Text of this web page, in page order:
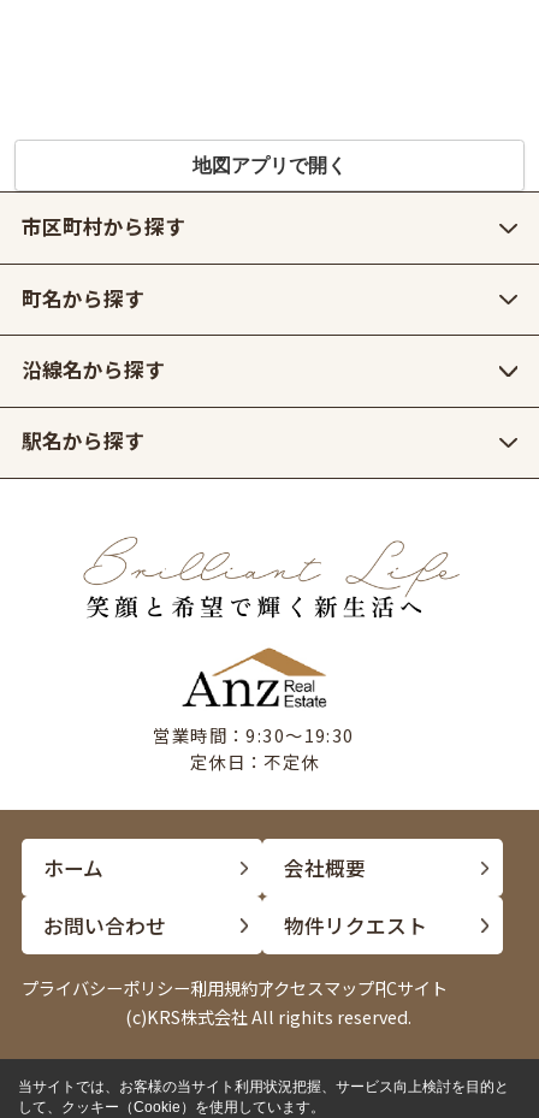
地図アプリで開く
市区町村から探す
町名から探す
沿線名から探す
駅名から探す
営業時間：9:30〜19:30
定休日：不定休
ホーム
会社概要
お問い合わせ
物件リクエスト
プライバシーポリシー利用規約アクセスマップPCサイト
(c)KRS株式会社 All righits reserved.
当サイトでは、お客様の当サイト利用状況把握、サービス向上検討を目的と
して、クッキー（Cookie）を使用しています。